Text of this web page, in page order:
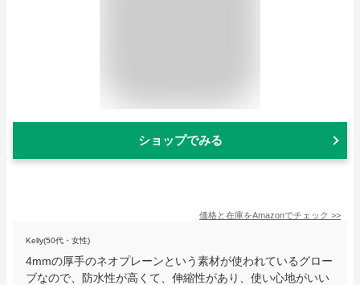
ショップでみる
価格と在庫をAmazonでチェック >>
Kelly(50代・女性)
4mmの厚手のネオプレーンという素材が使われているグロー
ブなので、防水性が高くて、伸縮性があり、使い心地がいい